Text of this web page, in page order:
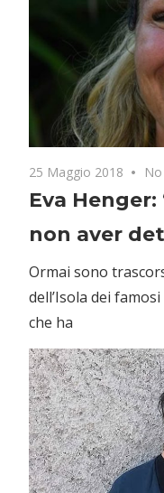
25 Maggio 2018
Eva
non aver
Ormai sono
dell’Isola dei
che ha